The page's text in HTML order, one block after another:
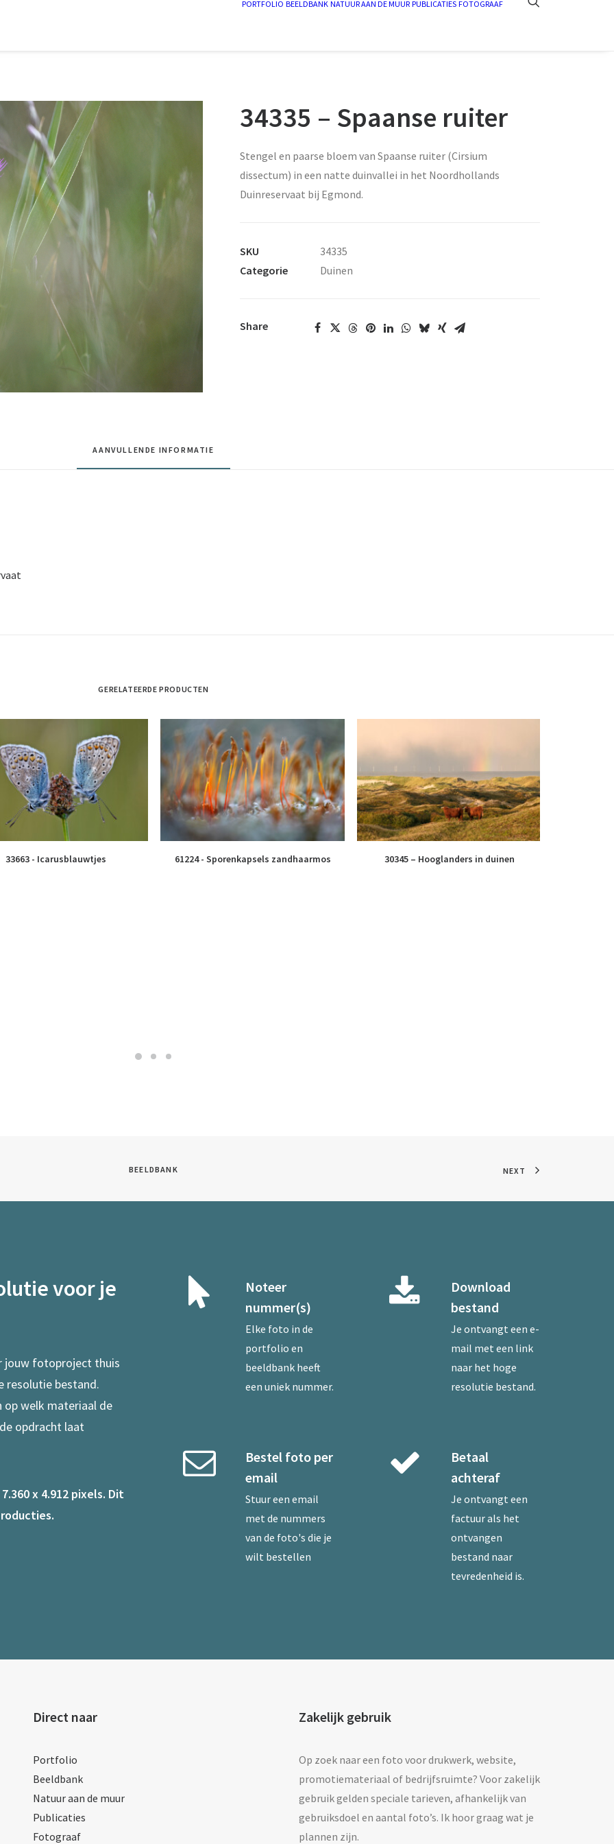
PORTFOLIO BEELDBANK NATUUR AAN DE MUUR PUBLICATIES FOTOGRAAF
34335 – Spaanse ruiter
Stengel en paarse bloem van Spaanse ruiter (Cirsium
dissectum) in een natte duinvallei in het Noordhollands
Duinreservaat bij Egmond.
SKU
34335
Categorie
Duinen
Share
AANVULLENDE INFORMATIE
GERELATEERDE PRODUCTEN
33663 - Icarusblauwtjes 61224 - Sporenkapsels zandhaarmos 30345 – Hooglanders in duinen
BEELDBANK NEXT
voor je
jouw fotoproject thuis
resolutie bestand.
op welk materiaal de
opdracht laat
x 4.912 pixels. Dit
Noteer
nummer(s)
Elke foto in de
portfolio en
beeldbank heeft
een uniek nummer.
Bestel foto per
email
Stuur een email
met de nummers
van de foto's die je
wilt bestellen
Download
bestand
Je ontvangt een e-
mail met een link
naar het hoge
resolutie bestand.
Betaal
achteraf
Je ontvangt een
factuur als het
ontvangen
bestand naar
tevredenheid is.
Direct naar
Portfolio
Beeldbank
Natuur aan de muur
Publicaties
Fotograaf
Zakelijk gebruik
Op zoek naar een foto voor drukwerk, website,
promotiemateriaal of bedrijfsruimte? Voor zakelijk
gebruik gelden speciale tarieven, afhankelijk van
gebruiksdoel en aantal foto’s. Ik hoor graag wat je
plannen zijn.